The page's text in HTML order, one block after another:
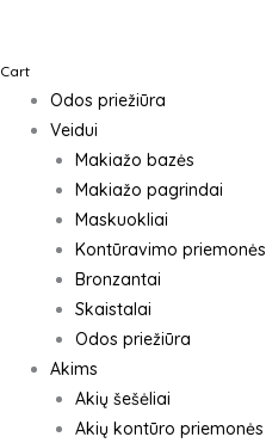
Cart
Odos priežiūra
Veidui
Makiažo bazės
Makiažo pagrindai
Maskuokliai
Kontūravimo priemonės
Bronzantai
Skaistalai
Odos priežiūra
Akims
Akių šešėliai
Akių kontūro priemonės